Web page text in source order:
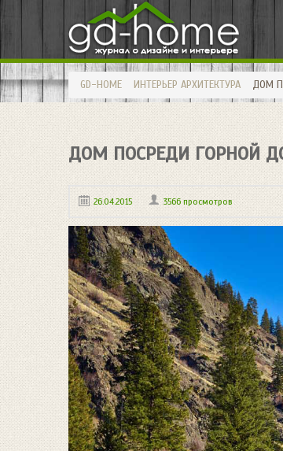
GD-HOME ИНТЕРЬЕР АРХИТЕКТУРА ДОМ
ДОМ ПОСРЕДИ ГОРНОЙ
26.04.2015 3566 просмотров